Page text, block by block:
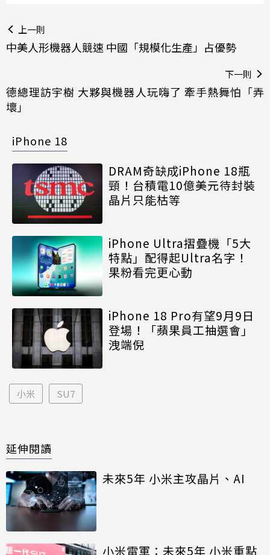
上一則
中美人形機器人競速 中國「規模化生產」占優勢
下一則
德總理訪宇樹 大夥與機器人玩嗨了 牽手熱舞怕「弄
壞」
iPhone 18
DRAM奇缺成iPhone 18瓶
頸！台積電10億美元待封裝
晶片只能枯等
iPhone Ultra摺疊機「5大
特點」配得起Ultra名字！
果粉看完更心動
iPhone 18 Pro有望9月9日
登場！「蘋果員工抽選會」
洩端倪
小米 SU7
延伸閱讀
未來5年 小米主攻晶片、AI
小米雷軍：未來5年 小米重點